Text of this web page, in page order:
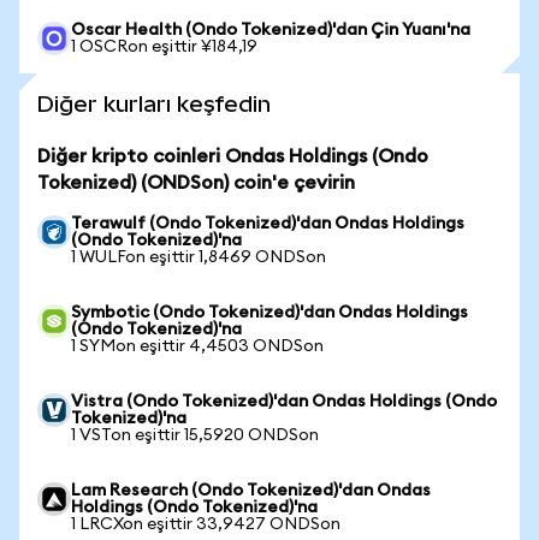
Oscar Health (Ondo Tokenized)'dan Çin Yuanı'na
1 OSCRon eşittir ¥184,19
Diğer kurları keşfedin
Diğer kripto coinleri Ondas Holdings (Ondo
Tokenized) (ONDSon) coin'e çevirin
Terawulf (Ondo Tokenized)'dan Ondas Holdings
(Ondo Tokenized)'na
1 WULFon eşittir 1,8469 ONDSon
Symbotic (Ondo Tokenized)'dan Ondas Holdings
(Ondo Tokenized)'na
1 SYMon eşittir 4,4503 ONDSon
Vistra (Ondo Tokenized)'dan Ondas Holdings (Ondo
Tokenized)'na
1 VSTon eşittir 15,5920 ONDSon
Lam Research (Ondo Tokenized)'dan Ondas
Holdings (Ondo Tokenized)'na
1 LRCXon eşittir 33,9427 ONDSon